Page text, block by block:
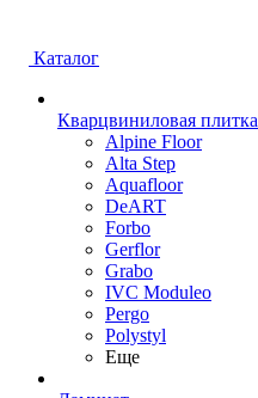
Каталог
Кварцвиниловая плитка
Alpine Floor
Alta Step
Aquafloor
DeART
Forbo
Gerflor
Grabo
IVC Moduleo
Pergo
Polystyl
Еще